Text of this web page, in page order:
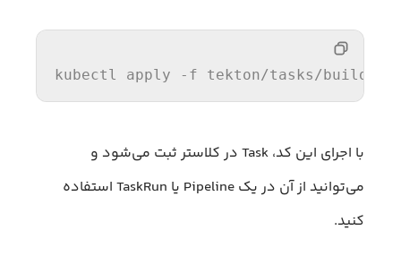
kubectl apply -f tekton/tasks/ build-
با اجرای این کد، Task در کلاستر ثبت می‌شود و
می‌توانید از آن در یک Pipeline یا TaskRun استفاده
کنید.